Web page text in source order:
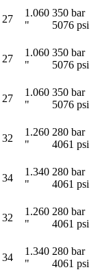
27
1.060
"
350 bar
5076 psi
27
1.060
"
350 bar
5076 psi
27
1.060
"
350 bar
5076 psi
32
1.260
"
280 bar
4061 psi
34
1.340
"
280 bar
4061 psi
32
1.260
"
280 bar
4061 psi
34
1.340
"
280 bar
4061 psi